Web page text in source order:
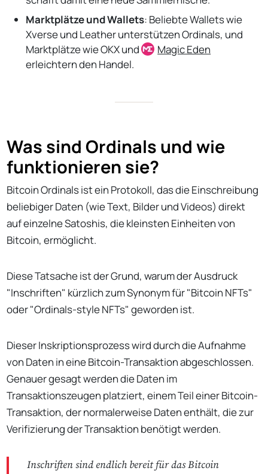
Marktplätze und Wallets: Beliebte Wallets wie
Xverse und Leather unterstützen Ordinals, und
Marktplätze wie OKX und
Magic Eden
erleichtern den Handel.
Was sind Ordinals und wie
funktionieren sie?
Bitcoin Ordinals ist ein Protokoll, das die Einschreibung
beliebiger Daten (wie Text, Bilder und Videos) direkt
auf einzelne Satoshis, die kleinsten Einheiten von
Bitcoin, ermöglicht.
Diese Tatsache ist der Grund, warum der Ausdruck
"Inschriften" kürzlich zum Synonym für "Bitcoin NFTs"
oder "Ordinals-style NFTs" geworden ist.
Dieser Inskriptionsprozess wird durch die Aufnahme
von Daten in eine Bitcoin-Transaktion abgeschlossen.
Genauer gesagt werden die Daten im
Transaktionszeugen platziert, einem Teil einer Bitcoin-
Transaktion, der normalerweise Daten enthält, die zur
Verifizierung der Transaktion benötigt werden.
Inschriften sind endlich bereit für das Bitcoin